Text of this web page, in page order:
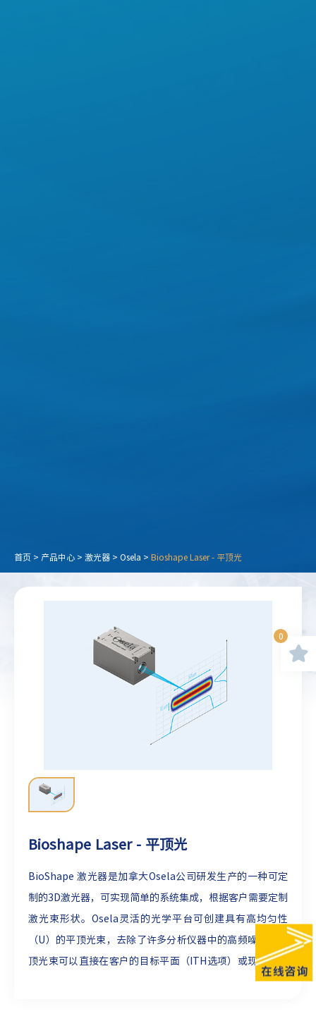
首页 > 产品中心 > 激光器 > Osela > Bioshape Laser - 平顶光
Bioshape Laser - 平顶光
BioShape 激光器是加拿大Osela公司研发生产的一种可定
制的3D激光器，可实现简单的系统集成，根据客户需要定制
激光束形状。Osela灵活的光学平台可创建具有高均匀性
（U）的平顶光束，去除了许多分析仪器中的高频噪声。平
顶光束可以直接在客户的目标平面（ITH选项）或现有光学
0